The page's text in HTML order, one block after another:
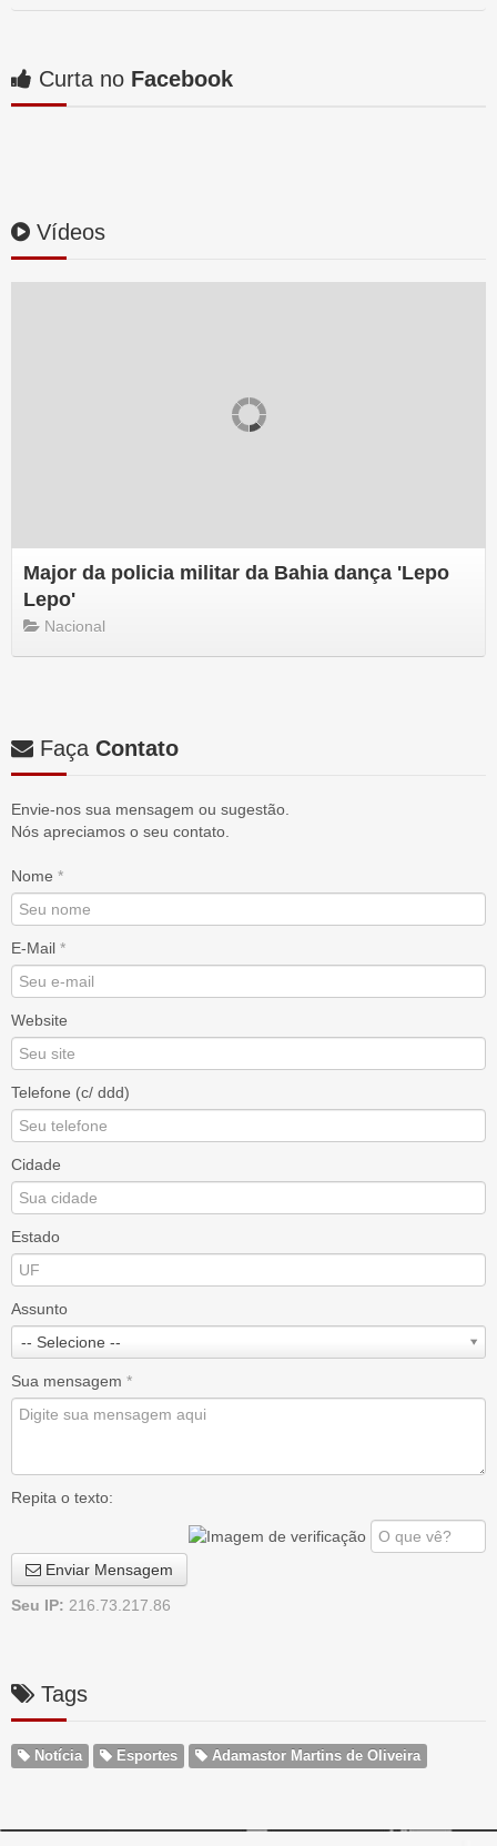
Curta no Facebook
Vídeos
Major da policia militar da Bahia dança 'Lepo
Lepo'
Nacional
Faça Contato
Envie-nos sua mensagem ou sugestão.
Nós apreciamos o seu contato.
Nome *
E-Mail *
Website
Telefone (c/ ddd)
Cidade
Estado
Assunto
-- Selecione --
Sua mensagem *
Repita o texto:
Enviar Mensagem
Seu IP: 216.73.217.86
Tags
Notícia Esportes Adamastor Martins de Oliveira